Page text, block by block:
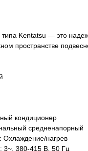
типа Kentatsu — это
пространстве
кондиционер
средненапорный
нагрев
3~, 380-415 В, 50 Гц